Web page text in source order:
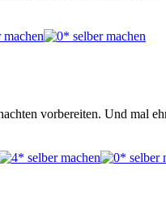
vorbereiten. Und mal